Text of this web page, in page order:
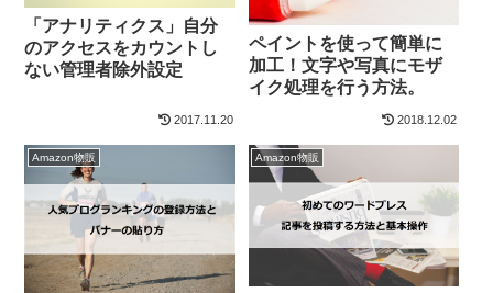
「アナリティクス」自分
のアクセスをカウントし
ない管理者除外設定
2017.11.20
ペイントを使って簡単に
加工！文字や写真にモザ
イク処理を行う方法。
2018.12.02
Amazon物販 Amazon物販